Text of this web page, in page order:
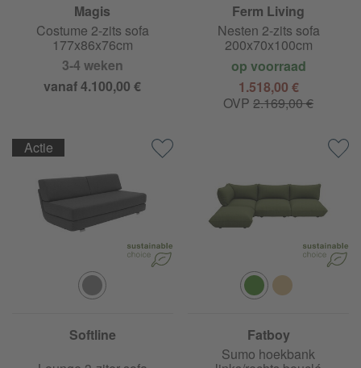
Magis
Costume 2-zits sofa
177x86x76cm
3-4 weken
vanaf 4.100,00 €
Ferm Living
Nesten 2-zits sofa
200x70x100cm
op voorraad
1.518,00 €
OVP2.169,00 €
Softline
Actie
Fatboy
Sumo hoekbank